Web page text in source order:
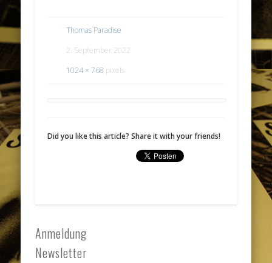
Thomas Paradise
2. September 2022
1024 × 768 pixels
Did you like this article? Share it with your friends!
Anmeldung
Newsletter